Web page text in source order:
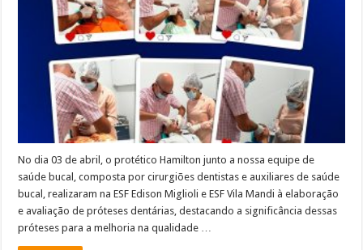
No dia 03 de abril, o protético Hamilton junto a nossa equipe de
saúde bucal, composta por cirurgiões dentistas e auxiliares de saúde
bucal, realizaram na ESF Edison Miglioli e ESF Vila Mandi à elaboração
e avaliação de próteses dentárias, destacando a significância dessas
próteses para a melhoria na qualidade …